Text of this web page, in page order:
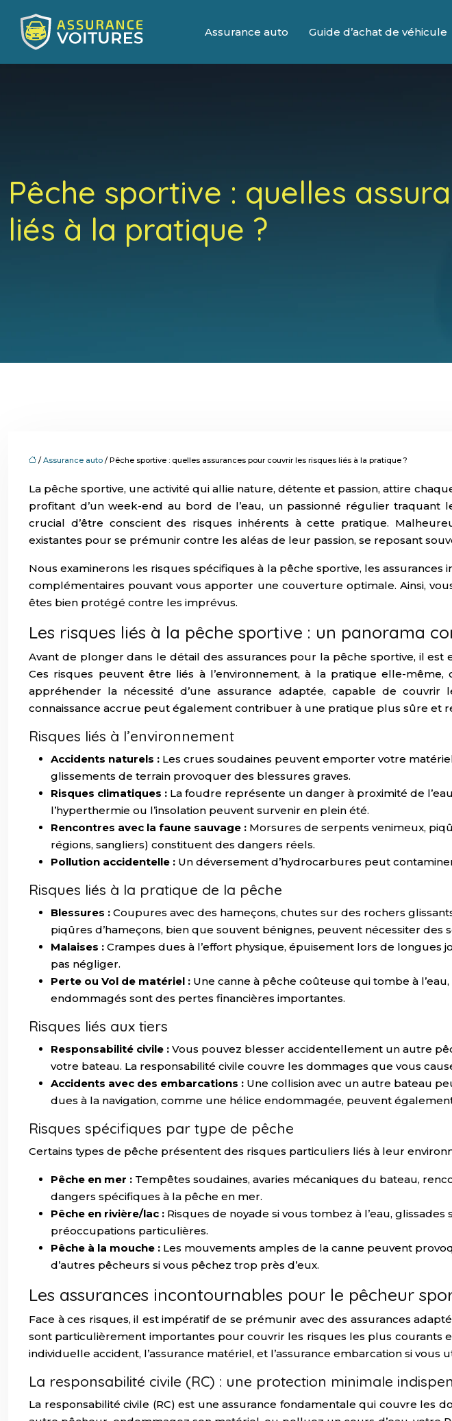
Assurance auto Guide d’achat de véhicule
Pêche sportive : quelles
liés à la pratique ?
/ Assurance auto / Pêche sportive : quelles assurances pour couvrir les risques liés à la pratique ?
La pêche sportive, une activité qui allie nature, détente et passion, attire
profitant d’un week-end au bord de l’eau, un passionné régulier
crucial d’être conscient des risques inhérents à cette pratique.
existantes pour se prémunir contre les aléas de leur passion, se reposant
Nous examinerons les risques spécifiques à la pêche sportive, les
complémentaires pouvant vous apporter une couverture optimale. Ainsi,
êtes bien protégé contre les imprévus.
Les risques liés à la pêche sportive : un panorama
Avant de plonger dans le détail des assurances pour la pêche sportive, il
Ces risques peuvent être liés à l’environnement, à la pratique elle-
appréhender la nécessité d’une assurance adaptée, capable de
connaissance accrue peut également contribuer à une pratique plus sûre et
Risques liés à l’environnement
Accidents naturels : Les crues soudaines peuvent emporter votre
glissements de terrain provoquer des blessures graves.
Risques climatiques : La foudre représente un danger à proximité de
l’hyperthermie ou l’insolation peuvent survenir en plein été.
Rencontres avec la faune sauvage : Morsures de serpents venimeux,
régions, sangliers) constituent des dangers réels.
Pollution accidentelle : Un déversement d’hydrocarbures peut
Risques liés à la pratique de la pêche
Blessures : Coupures avec des hameçons, chutes sur des rochers
piqûres d’hameçons, bien que souvent bénignes, peuvent nécessiter
Malaises : Crampes dues à l’effort physique, épuisement lors de longues
pas négliger.
Perte ou Vol de matériel : Une canne à pêche coûteuse qui tombe à
endommagés sont des pertes financières importantes.
Risques liés aux tiers
Responsabilité civile : Vous pouvez blesser accidentellement un autre
votre bateau. La responsabilité civile couvre les dommages que vous
Accidents avec des embarcations : Une collision avec un autre bateau
dues à la navigation, comme une hélice endommagée, peuvent
Risques spécifiques par type de pêche
Certains types de pêche présentent des risques particuliers liés à leur
Pêche en mer : Tempêtes soudaines, avaries mécaniques du bateau,
dangers spécifiques à la pêche en mer.
Pêche en rivière/lac : Risques de noyade si vous tombez à l’eau,
préoccupations particulières.
Pêche à la mouche : Les mouvements amples de la canne peuvent
d’autres pêcheurs si vous pêchez trop près d’eux.
Les assurances incontournables pour le pêcheur
Face à ces risques, il est impératif de se prémunir avec des assurances
sont particulièrement importantes pour couvrir les risques les plus courants
individuelle accident, l’assurance matériel, et l’assurance embarcation si vous
La responsabilité civile (RC) : une protection minimale
La responsabilité civile (RC) est une assurance fondamentale qui couvre